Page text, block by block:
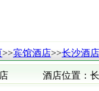
>>宾馆酒店>>长沙酒店
酒店位置：